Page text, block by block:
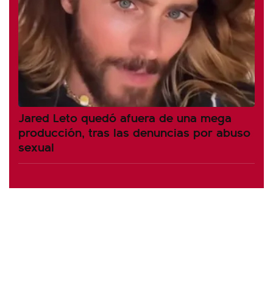
Jared Leto quedó afuera de una mega
producción, tras las denuncias por abuso
sexual